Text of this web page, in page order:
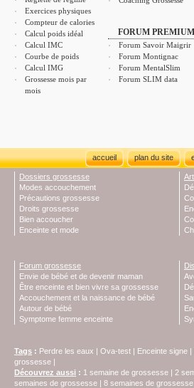
Exercices physiques
Compteur de calories
Calcul poids idéal
Calcul IMC
Courbe de poids
Calcul IMG
Grossesse mois par
mois
FORUM PREMIUM
Forum Savoir Maigrir
Forum Montignac
Forum MentalSlim
Forum SLIM data
accueil plan du site
Dossiers grossesse
Modes accouchement
Précautions grossesse
Droits grossesse
Bien accoucher
Enceinte et mode
Forum grossesse
Envie de bébé et de devenir maman
Être enceinte et bien vivre sa grossesse
Accouchement et la naissance de bébé
Autour de bébé
Symptome femme enceinte
Tags : Perdre les eaux | Ova-test | Enceinte signe |
grossesse |
Découvrez aussi : 1 semaine de grossesse | 2
semaines de grossesse | 8 semaines de grossesse